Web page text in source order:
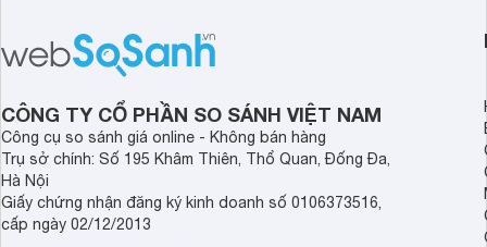
nhắc cho các gia
bán hiện đã giảm
CÔNG TY CỔ PHẦN SO SÁNH VIỆT NAM
Công cụ so sánh giá online - Không bán hàng
Trụ sở chính: Số 195 Khâm Thiên, Thổ Quan, Đống Đa,
Hà Nội
Giấy chứng nhận đăng ký kinh doanh số 0106373516,
cấp ngày 02/12/2013